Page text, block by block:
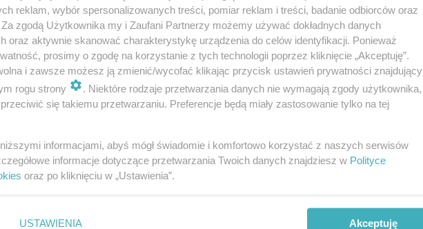
Polki
reklam, wybór spersonalizowanych treści, pomiar reklam i treści, badanie odbiorców oraz
Za zgodą Użytkownika my i Zaufani Partnerzy możemy używać dokładnych danych
oraz aktywnie skanować charakterystykę urządzenia do celów identyfikacji. Ponieważ
prosimy o zgodę na korzystanie z tych technologii poprzez kliknięcie „Akceptuję”.
i zawsze możesz ją zmienić/wycofać klikając przycisk ustawień prywatności znajdujący
rogu strony
. Niektóre rodzaje przetwarzania danych nie wymagają zgody użytkownika,
się takiemu przetwarzaniu. Preferencje będą miały zastosowanie tylko na tej
informacjami, abyś mógł świadomie i komfortowo korzystać z naszych serwisów
informacje dotyczące przetwarzania Twoich danych znajdziesz w Polityce
oraz po kliknięciu w „Ustawienia”.
USTAWIENIA Akceptuję